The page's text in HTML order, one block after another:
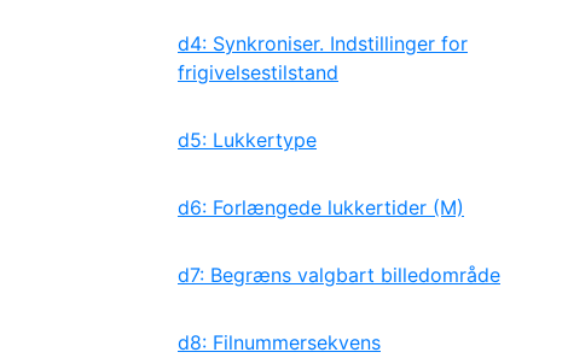
d4: Synkroniser. Indstillinger for
frigivelsestilstand
d5: Lukkertype
d6: Forlængede lukkertider (M)
d7: Begræns valgbart billedområde
d8: Filnummersekvens